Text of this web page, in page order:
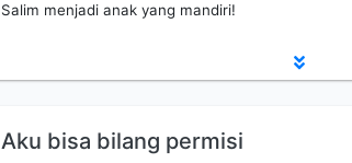
Salim menjadi anak yang mandiri!
Aku bisa bilang permisi